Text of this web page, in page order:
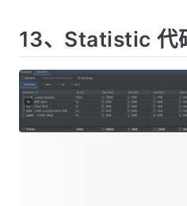
13、Statistic 代